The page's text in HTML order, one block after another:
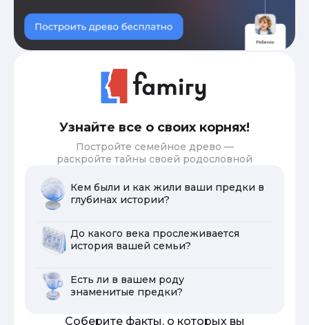
Узнайте все о своих корнях!
Постройте семейное древо —
раскройте тайны своей родословной
Кем были и как жили ваши предки в
глубинах истории?
До какого века прослеживается
история вашей семьи?
Есть ли в вашем роду
знаменитые предки?
Соберите факты, о которых вы